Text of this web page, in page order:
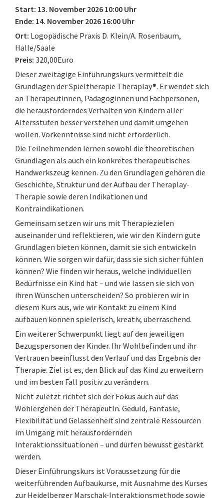
Start: 13. November 2026 10:00 Uhr
Ende: 14. November 2026 16:00 Uhr
Ort: Logopädische Praxis D. Klein/A. Rosenbaum,
Halle/Saale
Preis: 320,00Euro
Dieser zweitägige Einführungskurs vermittelt die
Grundlagen der Spieltherapie Theraplay®. Er wendet sich
an Therapeutinnen, Pädagoginnen und Fachpersonen,
die herausforderndes Verhalten von Kindern aller
Altersstufen besser verstehen und damit umgehen
wollen. Vorkenntnisse sind nicht erforderlich.
Die Teilnehmenden lernen sowohl die theoretischen
Grundlagen als auch ein konkretes therapeutisches
Handwerkszeug kennen. Zu den Grundlagen gehören die
Geschichte, Struktur und der Aufbau der Theraplay-
Therapie sowie deren Indikationen und
Kontraindikationen.
Gemeinsam setzen wir uns mit Therapiezielen
auseinander und reflektieren, wie wir den Kindern gute
Grundlagen bieten können, damit sie sich entwickeln
können. Wie sorgen wir dafür, dass sie sich sicher fühlen
können? Wie finden wir heraus, welche individuellen
Bedürfnisse ein Kind hat – und wie lassen sie sich von
ihren Wünschen unterscheiden? So probieren wir in
diesem Kurs aus, wie wir Kontakt zu einem Kind
aufbauen können spielerisch, kreativ, überraschend.
Ein weiterer Schwerpunkt liegt auf den jeweiligen
Bezugspersonen der Kinder. Ihr Wohlbefinden und ihr
Vertrauen beeinflusst den Verlauf und das Ergebnis der
Therapie. Ziel ist es, den Blick auf das Kind zu erweitern
und im besten Fall positiv zu verändern.
Nicht zuletzt richtet sich der Fokus auch auf das
Wohlergehen der TherapeutIn. Geduld, Fantasie,
Flexibilität und Gelassenheit sind zentrale Ressourcen
im Umgang mit herausfordernden
Interaktionssituationen – und dürfen bewusst gestärkt
werden.
Dieser Einführungskurs ist Voraussetzung für die
weiterführenden Aufbaukurse, mit Ausnahme des Kurses
zur Heidelberger Marschak-Interaktionsmethode sowie